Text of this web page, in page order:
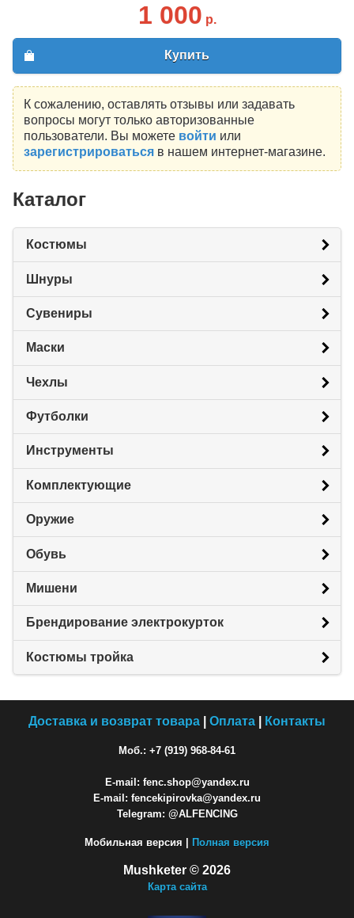
1 000 р.
Купить
К сожалению, оставлять отзывы или задавать
вопросы могут только авторизованные
пользователи. Вы можете войти или
зарегистрироватьсяв нашем интернет-магазине.
Каталог
Костюмы
Шнуры
Сувениры
Маски
Чехлы
Футболки
Инструменты
Комплектующие
Оружие
Обувь
Мишени
Брендирование электрокурток
Костюмы тройка
Доставка и возврат товара Оплата Контакты
Моб.: +7 (919) 968-84-61
E-mail: fenc.shop@yandex.ru
E-mail: fencekipirovka@yandex.ru
Telegram: @ALFENCING
Мобильная версия | Полная версия
Mushketer © 2026
Карта сайта